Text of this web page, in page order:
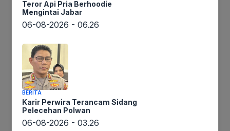
Gambar Istimewa : awsimages.detik.net.id
Lintaswarta.co.id memperoleh informasi ini dari
Teror Api Pria Berhoodie
Mengintai Jabar
06-08-2026 - 06.26
BERITA
Karir Perwira Terancam Sidang
Pelecehan Polwan
06-08-2026 - 03.26